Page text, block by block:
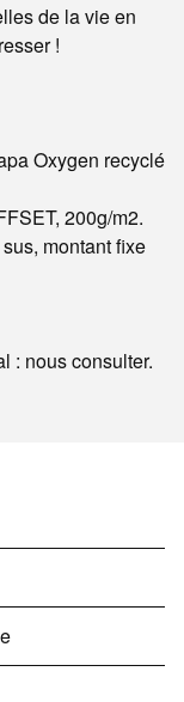
de la vie en
!
Oxygen recyclé
200g/m2.
montant fixe
: nous consulter.